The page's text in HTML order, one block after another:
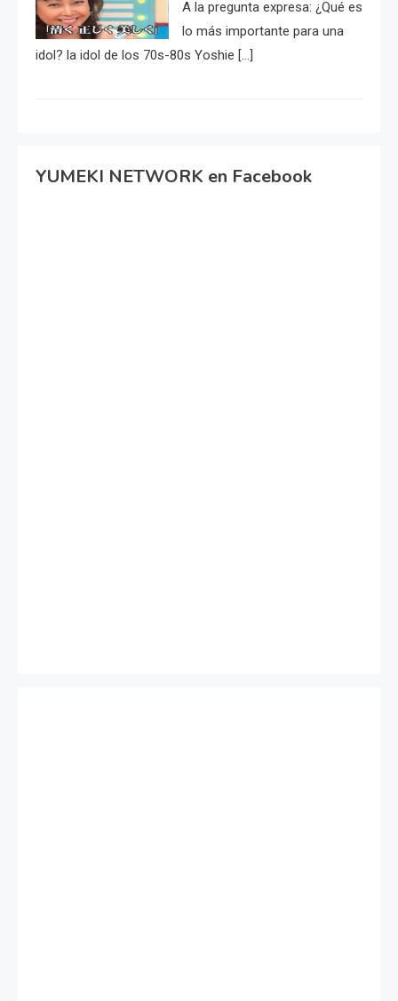
A la pregunta expresa: ¿Qué es
lo más importante para una
idol? la idol de los 70s-80s Yoshie […]
YUMEKI NETWORK en Facebook